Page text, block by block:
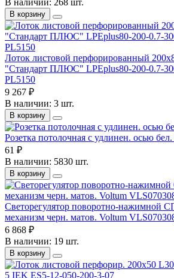
В наличии: 268 шт.
В корзину
Лоток листовой перфорированный
"Стандарт ПЛЮС" LPEplus80-200-0.7-
PL5150
9 267 ₽
В наличии: 3 шт.
В корзину
Розетка потолочная с удлинен. осью
61 ₽
В наличии: 5830 шт.
В корзину
Светорегулятор поворотно-нажимной
механизм черн. матов. Voltum
6 868 ₽
В наличии: 19 шт.
В корзину